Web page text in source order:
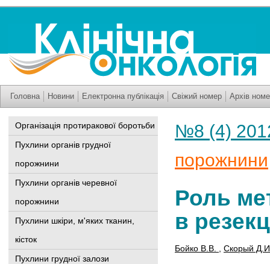
Головна Новини Електронна публікація Свіжий номер Архів
Організація протиракової боротьби
Пухлини органів грудної
порожнини
Пухлини органів черевної
порожнини
Пухлини шкіри, м'яких тканин,
кісток
Пухлини грудної залози
№8 (4)
порожнини
Роль
в
Бойко В.В. Скорый